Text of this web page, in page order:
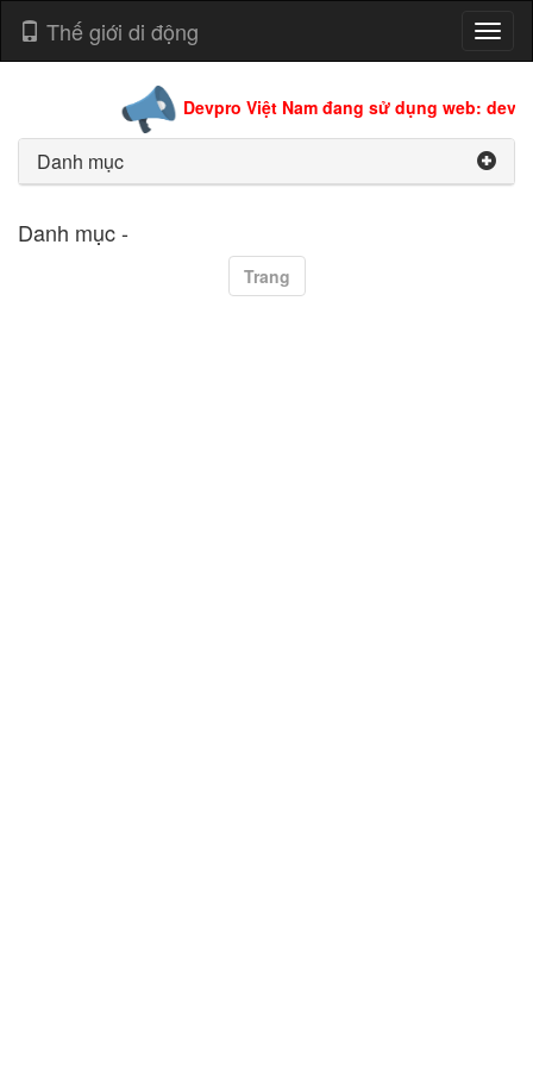
Thế giới di động
Devpro Việt Nam đang sử dụng web:
Danh mục
Danh mục -
Trang